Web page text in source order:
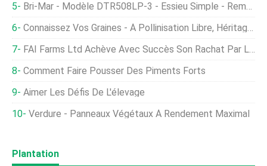
Bri-Mar - Modèle DTR508LP-3 - Essieu Simple - Remorque À Benne Basculante
Connaissez Vos Graines - À Pollinisation Libre, Héritage, Hybride, Organisme Génétiquement Modifié
FAI Farms Ltd Achève Avec Succès Son Rachat Par La Direction
Comment Faire Pousser Des Piments Forts
Aimer Les Défis De L'élevage
Verdure - Panneaux Végétaux À Rendement Maximal
Plantation